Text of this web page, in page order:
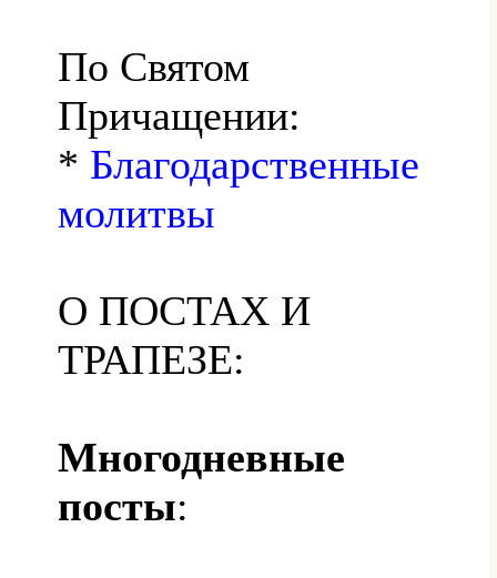
По Святом
Причащении:
* Благодарственные
молитвы
О ПОСТАХ И
ТРАПЕЗЕ:
Многодневные
посты: